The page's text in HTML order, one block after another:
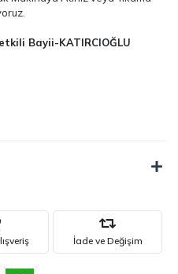
Bayii-KATIRCIOĞLU
İade ve Değişim